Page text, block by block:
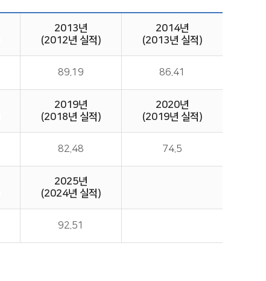
2013년
(2012년 실적)
2014년
(2013년 실적)
89.19 86.41
2019년
(2018년 실적)
2020년
(2019년 실적)
82.48 74.5
2025년
(2024년 실적)
92.51